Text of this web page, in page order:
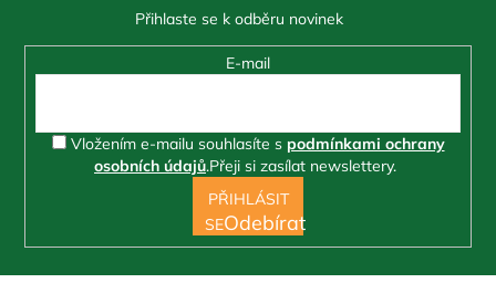
E-mail
Vložením e-mailu souhlasíte s podmínkami ochrany
osobních údajů.Přeji si zasílat newslettery.
PŘIHLÁSIT
SE